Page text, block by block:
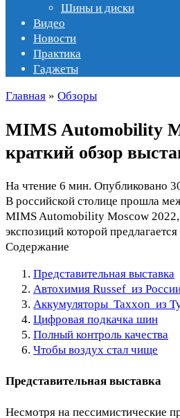
Шины и диски
Видео
Новости
Практика
Гаджеты
Главная » Обзоры
MIMS Automobility
краткий обзор
На чтение 6 мин. Опубликовано
В российской столице прошла
MIMS Automobility Moscow 2022,
экспозиций которой
Содержание
Представительная выставка
Автохимия Russef из
Аккумуляторы Taxxon из
Цифровая подкачка шин
Полный контроль качества
Чтобы воздух стал чище
Представительная выставка
Несмотря на пессимистические